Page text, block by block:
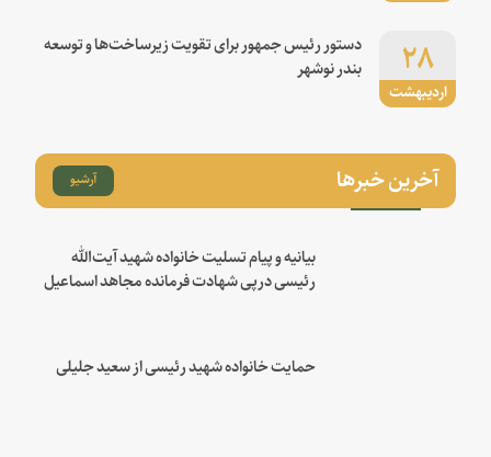
اردیبهشت
۲۸
دستور رئیس جمهور برای تقویت زیرساخت‌ها و توسعه
بندر نوشهر
آخرین خبرها آرشیو
بیانیه و پیام تسلیت خانواده شهید آیت‌الله
رئیسی درپی شهادت فرمانده مجاهد اسماعیل
حمایت خانواده شهید رئیسی از سعید جلیلی